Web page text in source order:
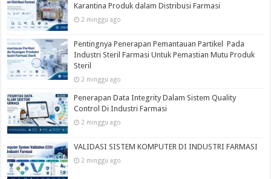
Karantina Produk dalam Distribusi Farmasi
2 minggu ago
Pentingnya Penerapan Pemantauan Partikel Pada
Industri Steril Farmasi Untuk Pemastian Mutu Produk
Steril
2 minggu ago
Penerapan Data Integrity Dalam Sistem Quality
Control Di Industri Farmasi
2 minggu ago
VALIDASI SISTEM KOMPUTER DI INDUSTRI FARMASI
2 minggu ago